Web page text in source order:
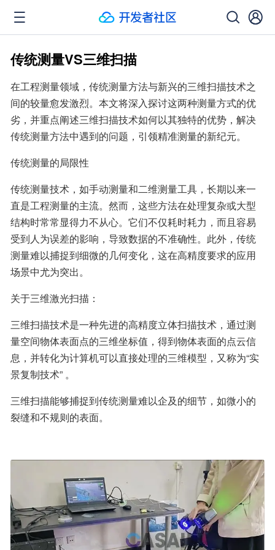
传统测量VS三维扫描
在工程测量领域，传统测量方法与新兴的三维扫描技术之
间的较量愈发激烈。本文将深入探讨这两种测量方式的优
劣，并重点阐述三维扫描技术如何以其独特的优势，解决
传统测量方法中遇到的问题，引领精准测量的新纪元。
传统测量的局限性
传统测量技术，如手动测量和二维测量工具，长期以来一
直是工程测量的主流。然而，这些方法在处理复杂或大型
结构时常常显得力不从心。它们不仅耗时耗力，而且容易
受到人为误差的影响，导致数据的不准确性。此外，传统
测量难以捕捉到细微的几何变化，这在高精度要求的应用
场景中尤为突出。
关于三维激光扫描：
三维扫描技术是一种先进的高精度立体扫描技术，通过测
量空间物体表面点的三维坐标值，得到物体表面的点云信
息，并转化为计算机可以直接处理的三维模型，又称为“实
景复制技术” 。
三维扫描能够捕捉到传统测量难以企及的细节，如微小的
裂缝和不规则的表面。